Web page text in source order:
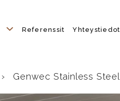
Referenssit Yhteystiedot
› Genwec Stainless Steel